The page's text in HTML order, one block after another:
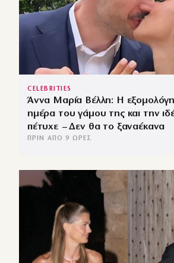
CELEBRITIES
Άννα Μαρία Βέλλη: Η
ημέρα του γάμου της και την
πέτυχε – Δεν θα το ξαναέκανα
ΠΡΙΝ ΑΠΌ 9 ΏΡΕΣ